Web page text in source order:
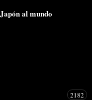
al mundo
2182